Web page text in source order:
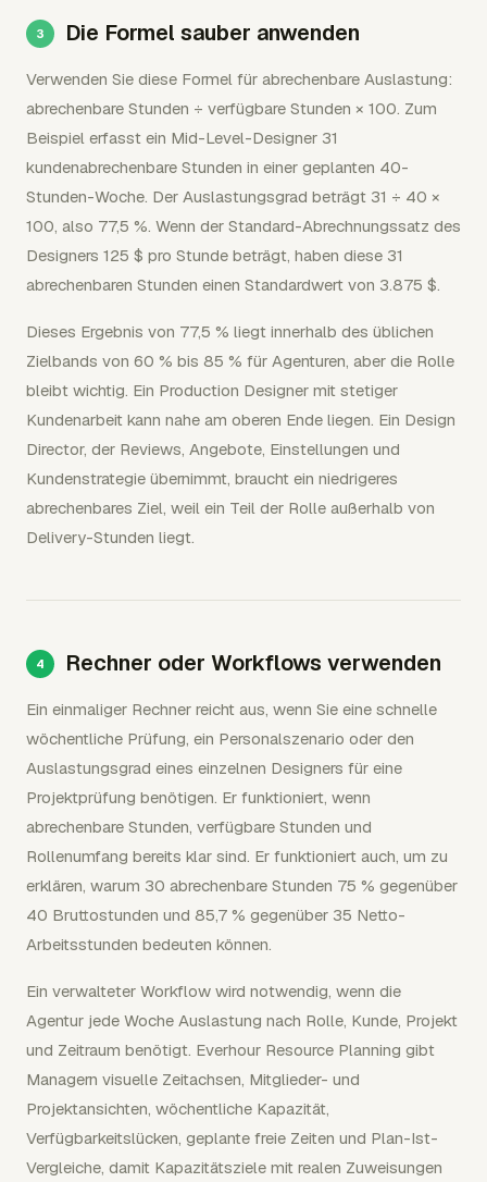
Die Formel sauber anwenden
Verwenden Sie diese Formel für abrechenbare Auslastung:
abrechenbare Stunden ÷ verfügbare Stunden × 100. Zum
Beispiel erfasst ein Mid-Level-Designer 31
kundenabrechenbare Stunden in einer geplanten 40-
Stunden-Woche. Der Auslastungsgrad beträgt 31 ÷ 40 ×
100, also 77,5 %. Wenn der Standard-Abrechnungssatz des
Designers 125 $ pro Stunde beträgt, haben diese 31
abrechenbaren Stunden einen Standardwert von 3.875 $.
Dieses Ergebnis von 77,5 % liegt innerhalb des üblichen
Zielbands von 60 % bis 85 % für Agenturen, aber die Rolle
bleibt wichtig. Ein Production Designer mit stetiger
Kundenarbeit kann nahe am oberen Ende liegen. Ein Design
Director, der Reviews, Angebote, Einstellungen und
Kundenstrategie übernimmt, braucht ein niedrigeres
abrechenbares Ziel, weil ein Teil der Rolle außerhalb von
Delivery-Stunden liegt.
Rechner oder Workflows verwenden
Ein einmaliger Rechner reicht aus, wenn Sie eine schnelle
wöchentliche Prüfung, ein Personalszenario oder den
Auslastungsgrad eines einzelnen Designers für eine
Projektprüfung benötigen. Er funktioniert, wenn
abrechenbare Stunden, verfügbare Stunden und
Rollenumfang bereits klar sind. Er funktioniert auch, um zu
erklären, warum 30 abrechenbare Stunden 75 % gegenüber
40 Bruttostunden und 85,7 % gegenüber 35 Netto-
Arbeitsstunden bedeuten können.
Ein verwalteter Workflow wird notwendig, wenn die
Agentur jede Woche Auslastung nach Rolle, Kunde, Projekt
und Zeitraum benötigt. Everhour Resource Planning gibt
Managern visuelle Zeitachsen, Mitglieder- und
Projektansichten, wöchentliche Kapazität,
Verfügbarkeitslücken, geplante freie Zeiten und Plan-Ist-
Vergleiche, damit Kapazitätsziele mit realen Zuweisungen